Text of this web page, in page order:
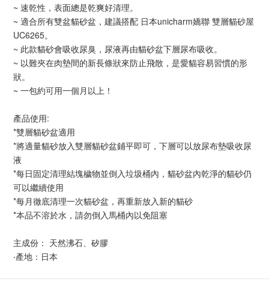
~ 速乾性，表面總是乾爽好清理。
~ 適合所有雙盆貓砂盆，建議搭配 日本unicharm嬌聯 雙層貓砂屋
UC6265。
~ 此款貓砂會吸收尿臭，尿液再由貓砂盆下層尿布吸收。
~ 以難夾在肉墊間的新長條狀來防止飛散，是愛貓容易習慣的形
狀。
~ 一包約可用一個月以上！
產品使用:
*雙層貓砂盆適用
*將適量貓砂放入雙層貓砂盆鋪平即可，下層可以放尿布墊吸收尿
液
*每日固定清理結塊穢物並倒入垃圾桶內，貓砂盆內乾淨的貓砂仍
可以繼續使用
*每月徹底清理一次貓砂盆，再重新放入新的貓砂
*本品不溶於水，請勿倒入馬桶內以免阻塞
主成份： 天然沸石、矽膠
‧產地：日本